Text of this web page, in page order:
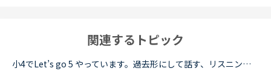
関連するトピック
小4でLet’s go 5 やっています。過去形にして話す、リスニングは得意です。Let’s go 5 じゃない方がいいですか?皆さん、小学生の方は何をやってますか?これの他にリップルやってます英語がみんなに抜かされそうで...